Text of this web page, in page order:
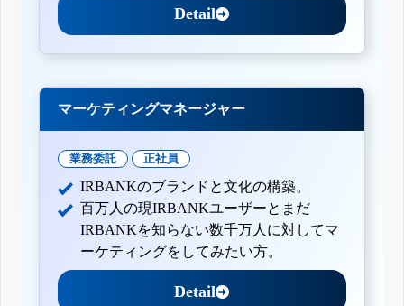
Detail
マーケティングマネージャー
業務委託 正社員
IRBANKのブランドと文化の構築。
百万人の現IRBANKユーザーとまだ
IRBANKを知らない数千万人に対してマ
ーケティングをしてみたい方。
Detail